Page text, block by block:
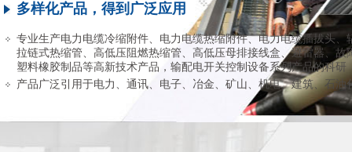
多样化产品，得到广泛应用
专业生产电力电缆冷缩附件、电力电缆热缩附件、电力电缆插拔头、
拉链式热缩管、高低压阻燃热缩管、高低压母排接线盒、避雷器、故
塑料橡胶制品等高新技术产品，输配电开关控制设备系列产品的科研
产品广泛引用于电力、通讯、电子、冶金、矿山、机电、建筑、石油